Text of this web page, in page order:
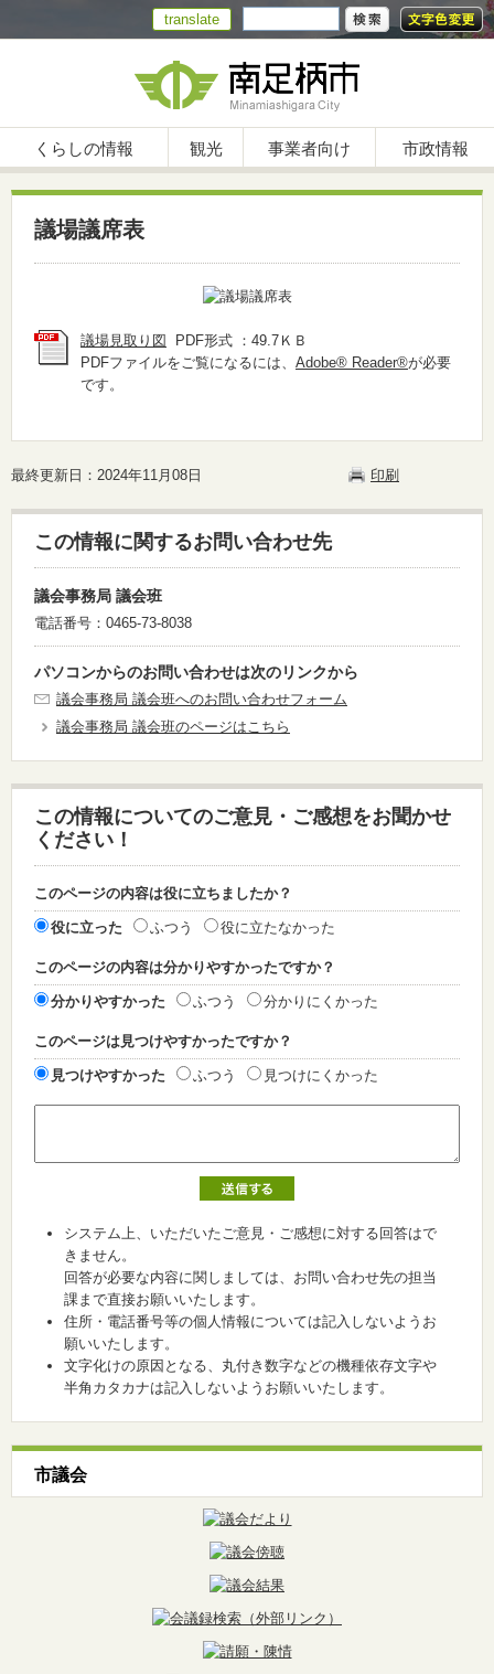
translate
くらしの情報 観光 事業者向け 市政情報
議場議席表
議場見取り図
PDF形式 ：49.7ＫＢ
PDFファイルをご覧になるには、 Adobe® Reader®が必要
です。
最終更新日：2024年11月08日 印刷
この情報に関するお問い合わせ先
議会事務局 議会班
電話番号：0465-73-8038
パソコンからのお問い合わせは次のリンクから
議会事務局 議会班へのお問い合わせフォーム
議会事務局 議会班のページはこちら
この情報についてのご意見・ご感想をお聞かせ
ください！
このページの内容は役に立ちましたか？
役に立った ふつう 役に立たなかった
このページの内容は分かりやすかったですか？
分かりやすかった ふつう 分かりにくかった
このページは見つけやすかったですか？
見つけやすかった ふつう 見つけにくかった
システム上、いただいたご意見・ご感想に対する回答はで
きません。
回答が必要な内容に関しましては、お問い合わせ先の担当
課まで直接お願いいたします。
住所・電話番号等の個人情報については記入しないようお
願いいたします。
文字化けの原因となる、丸付き数字などの機種依存文字や
半角カタカナは記入しないようお願いいたします。
市議会